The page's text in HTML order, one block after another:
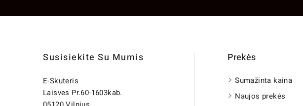
Susisiekite Su Mumis
E-Skuteris
Laisves Pr.60-1603kab.
Prekės
Sumažinta kaina
Naujos prekės